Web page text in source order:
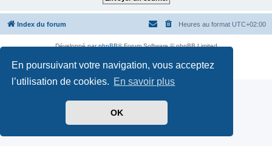
En poursuivant votre navigation, vous acceptez
l’utilisation de cookies. En savoir plus
OK
Index du forum Heures au format UTC+02:00
Développé parphpBB® Forum Software © phpBB Limited
Confidentialité| Conditions